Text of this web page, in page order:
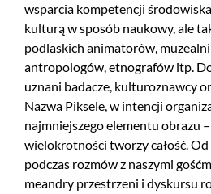
wsparcia kompetencji
kulturą w sposób naukowy, ale
podlaskich animatorów,
antropologów, etnografów itp.
uznani badacze, kulturoznawcy
Nazwa Piksele, w intencji
najmniejszego elementu obrazu
wielokrotności tworzy całość. Od
podczas rozmów z naszymi
meandry przestrzeni i dyskursu